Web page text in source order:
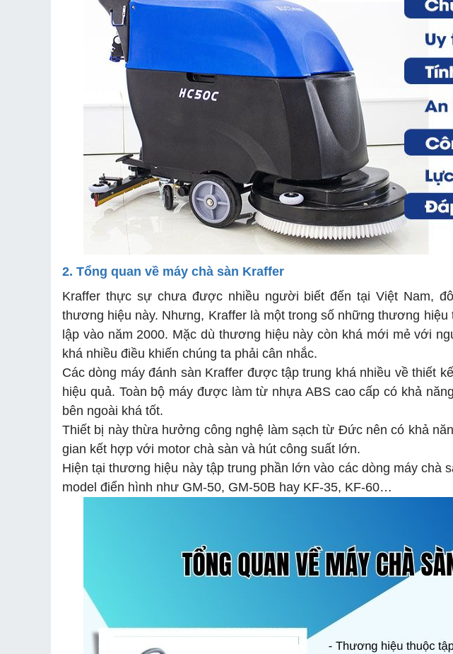
2. Tổng quan về máy chà sàn Kraffer
Kraffer thực sự chưa được nhiều người biết đến tại Việt Nam,
thương hiệu này. Nhưng, Kraffer là một trong số những thương
lập vào năm 2000. Mặc dù thương hiệu này còn khá mới mẻ với
khá nhiều điều khiến chúng ta phải cân nhắc.
Các dòng máy đánh sàn Kraffer được tập trung khá nhiều về thiết
hiệu quả. Toàn bộ máy được làm từ nhựa ABS cao cấp có khả
bên ngoài khá tốt.
Thiết bị này thừa hưởng công nghệ làm sạch từ Đức nên có khả
gian kết hợp với motor chà sàn và hút công suất lớn.
Hiện tại thương hiệu này tập trung phần lớn vào các dòng máy chà
model điển hình như GM-50, GM-50B hay KF-35, KF-60…